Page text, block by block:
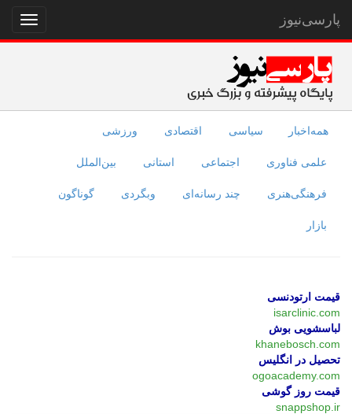
نمایش
منو
پارسی‌نیوز
همه‌اخبار سیاسی اقتصادی ورزشی
علمی فناوری اجتماعی استانی بین‌الملل
فرهنگی‌هنری چند رسانه‌ای وبگردی گوناگون
بازار
قیمت ارتودنسی
isarclinic.com
لباسشویی بوش
khanebosch.com
تحصیل در انگلیس
ogoacademy.com
قیمت روز گوشی
snappshop.ir